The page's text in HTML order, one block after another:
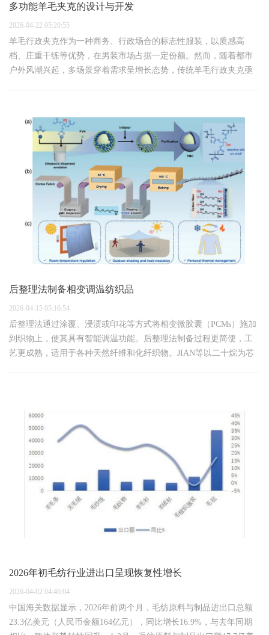
多功能羊毛夹克的设计与开发
2026-04-22 05:20:55
羊毛行政夹克作为一种商务、行政场合的标志性服装，以质感高
档、庄重干练等优势，在男装市场占据一定份额。然而，随着都市
户外风潮兴起，多场景穿着需求呈增长态势，传统羊毛行政夹克亟
后整理法制备相变调温纺织品
2026-04-15 05:16:54
后整理法通过涂覆、浸渍或印花等方式将相变微胶囊（PCMs）施加
到织物上，使其具有智能调温功能。后整理法制备过程更简便，工
艺更成熟，适用于各种天然纤维和化纤织物。JIAN等以二十烷为芯
2026年初毛纺行业进出口呈现恢复性增长
2026-04-02 04:46:04
中国海关数据显示，2026年前两个月，毛纺原料与制品进出口总额
23.3亿美元（人民币金额164亿元），同比增长16.9%，与去年同期